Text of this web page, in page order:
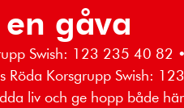
gåva
Swish: 123 235 40
Korsgrupp Swish:
liv och ge hopp både